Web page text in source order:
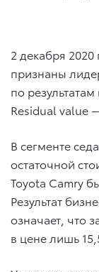
2 декабря 2020
признаны
по
Residual value
В сегменте
остаточной
Toyota Camry
Результат
означает, что
в цене лишь